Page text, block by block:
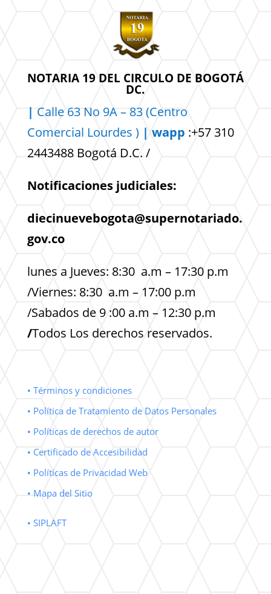
NOTARIA 19 DEL CIRCULO DE BOGOTÁ
DC.
| Calle 63 No 9A – 83 (Centro
Comercial Lourdes ) | wapp :+57 310
2443488 Bogotá D.C. /
Notificaciones judiciales:
diecinuevebogota@supernotariado.
gov.co
lunes a Jueves: 8:30 a.m – 17:30 p.m
/Viernes: 8:30 a.m – 17:00 p.m
/Sabados de 9 :00 a.m – 12:30 p.m
/Todos Los derechos reservados.
• Términos y condiciones
• Política de Tratamiento de Datos Personales
• Políticas de derechos de autor
• Certificado de Accesibilidad
• Políticas de Privacidad Web
• Mapa del Sitio
• SIPLAFT